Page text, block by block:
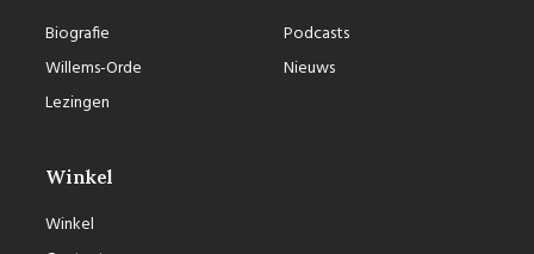
Biografie
Willems-Orde
Lezingen
Podcasts
Nieuws
Winkel
Winkel